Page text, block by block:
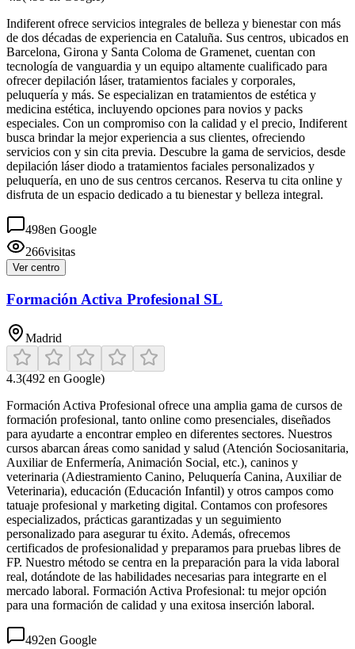
Indiferent ofrece servicios integrales de belleza y bienestar con más
de dos décadas de experiencia en Cataluña. Sus centros, ubicados en
Barcelona, Girona y Santa Coloma de Gramenet, cuentan con
tecnología de vanguardia y un equipo altamente cualificado para
ofrecer depilación láser, tratamientos faciales y corporales,
peluquería y más. Se especializan en tratamientos de estética y
medicina estética, incluyendo opciones para novios y packs
especiales. Con un compromiso con la calidad y el precio, Indiferent
busca brindar la mejor experiencia a sus clientes, ofreciendo
servicios con y sin cita previa. Descubre la gama de servicios, desde
depilación láser diodo a tratamientos faciales personalizados y
peluquería, en uno de sus centros cercanos. Reserva tu cita online y
disfruta de un espacio dedicado a tu bienestar y belleza integral.
498en Google
266visitas
Ver centro
Formación Activa Profesional SL
Madrid
4.3(492 en Google)
Formación Activa Profesional ofrece una amplia gama de cursos de
formación profesional, tanto online como presenciales, diseñados
para ayudarte a encontrar empleo en diferentes sectores. Nuestros
cursos abarcan áreas como sanidad y salud (Atención Sociosanitaria,
Auxiliar de Enfermería, Animación Social, etc.), caninos y
veterinaria (Adiestramiento Canino, Peluquería Canina, Auxiliar de
Veterinaria), educación (Educación Infantil) y otros campos como
tatuaje profesional y marketing digital. Contamos con profesores
especializados, prácticas garantizadas y un seguimiento
personalizado para asegurar tu éxito. Además, ofrecemos
certificados de profesionalidad y preparamos para pruebas libres de
FP. Nuestro método se centra en la preparación para la vida laboral
real, dotándote de las habilidades necesarias para integrarte en el
mercado laboral. Formación Activa Profesional: tu mejor opción
para una formación de calidad y una exitosa inserción laboral.
492en Google